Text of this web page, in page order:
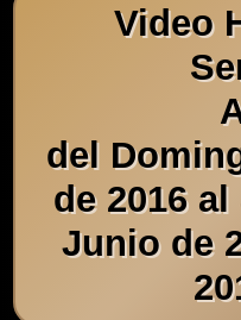
Video
del
de 2016
Junio de